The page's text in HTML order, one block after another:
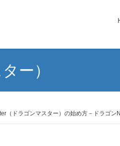
ー）
（ドラゴンマスター）の始め方－ドラゴ